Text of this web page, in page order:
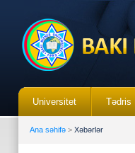
Universitet Tədris
Ana səhifə > Xəbərlər